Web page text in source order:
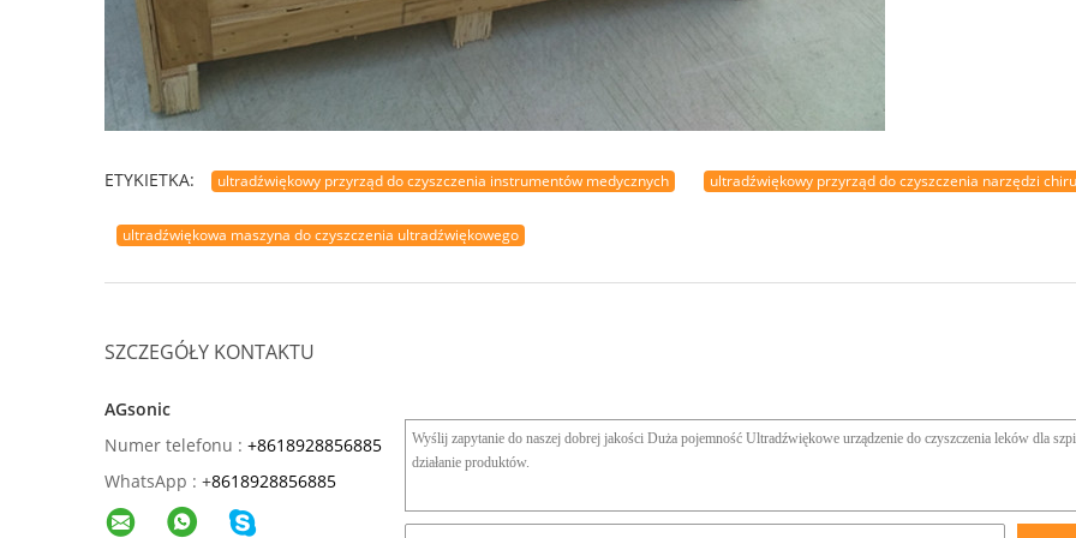
ETYKIETKA: ultradźwiękowy przyrząd do czyszczenia instrumentów medycznych ultradźwiękowy przyrząd do czyszczenia narzędzi
ultradźwiękowa maszyna do czyszczenia ultradźwiękowego
SZCZEGÓŁY KONTAKTU
AGsonic
Numer telefonu : +8618928856885
WhatsApp : +8618928856885